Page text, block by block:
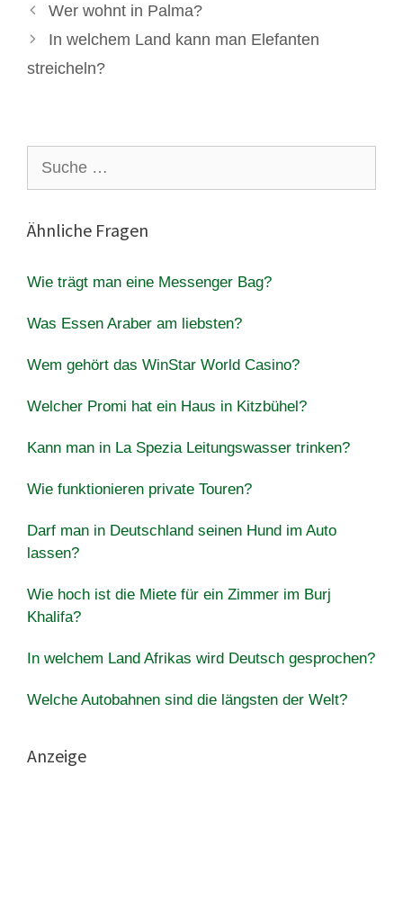
Wer wohnt in Palma?
In welchem Land kann man Elefanten
streicheln?
nach:
Ähnliche Fragen
Wie trägt man eine Messenger Bag?
Was Essen Araber am liebsten?
Wem gehört das WinStar World Casino?
Welcher Promi hat ein Haus in Kitzbühel?
Kann man in La Spezia Leitungswasser trinken?
Wie funktionieren private Touren?
Darf man in Deutschland seinen Hund im Auto
lassen?
Wie hoch ist die Miete für ein Zimmer im Burj
Khalifa?
In welchem ​​Land Afrikas wird Deutsch gesprochen?
Welche Autobahnen sind die längsten der Welt?
Anzeige